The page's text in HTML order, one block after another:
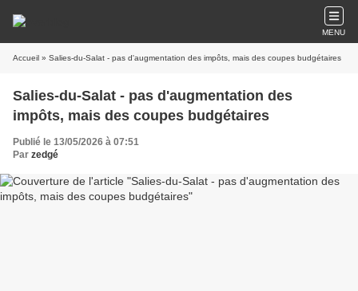
MENU
Accueil » Salies-du-Salat - pas d'augmentation des impôts, mais des coupes budgétaires
Salies-du-Salat - pas d'augmentation des
impôts, mais des coupes budgétaires
Publié le 13/05/2026 à 07:51
Par zedgé